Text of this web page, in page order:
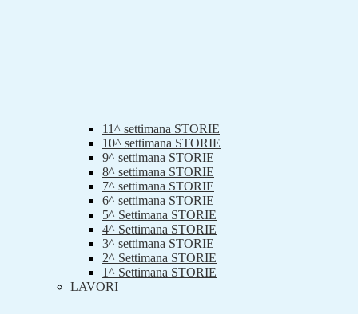
11^ settimana STORIE
10^ settimana STORIE
9^ settimana STORIE
8^ settimana STORIE
7^ settimana STORIE
6^ settimana STORIE
5^ Settimana STORIE
4^ Settimana STORIE
3^ settimana STORIE
2^ Settimana STORIE
1^ Settimana STORIE
LAVORI